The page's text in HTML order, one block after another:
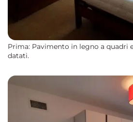
Prima: Pavimento in legno a quadri
datati.